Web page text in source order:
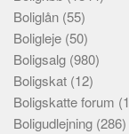
Boliglån (55)
Boligleje (50)
Boligsalg (980)
Boligskat (12)
Boligskatte forum
Boligudlejning (286)